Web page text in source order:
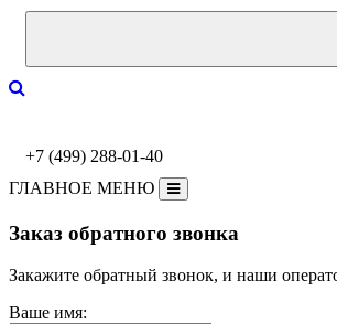
+7 (499) 288-01-40
ГЛАВНОЕ МЕНЮ
Заказ обратного звонка
Закажите обратный звонок, и наши
Ваше имя: